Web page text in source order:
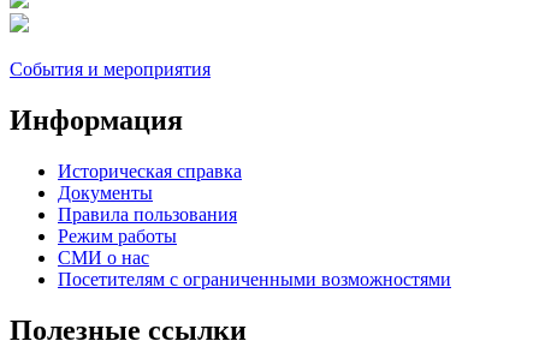
События и мероприятия
Информация
Историческая справка
Документы
Правила пользования
Режим работы
СМИ о нас
Посетителям с ограниченными возможностями
Полезные ссылки